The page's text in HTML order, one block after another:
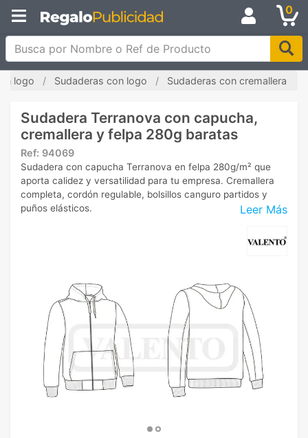
0
Busca por Nombre o Ref de Producto
logo Sudaderas con logo Sudaderas con cremallera
Sudadera Terranova con capucha,
cremallera y felpa 280g baratas
Ref: 94069
Leer Más
Sudadera con capucha Terranova en felpa 280g/m² que
aporta calidez y versatilidad para tu empresa. Cremallera
completa, cordón regulable, bolsillos canguro partidos y
puños elásticos.